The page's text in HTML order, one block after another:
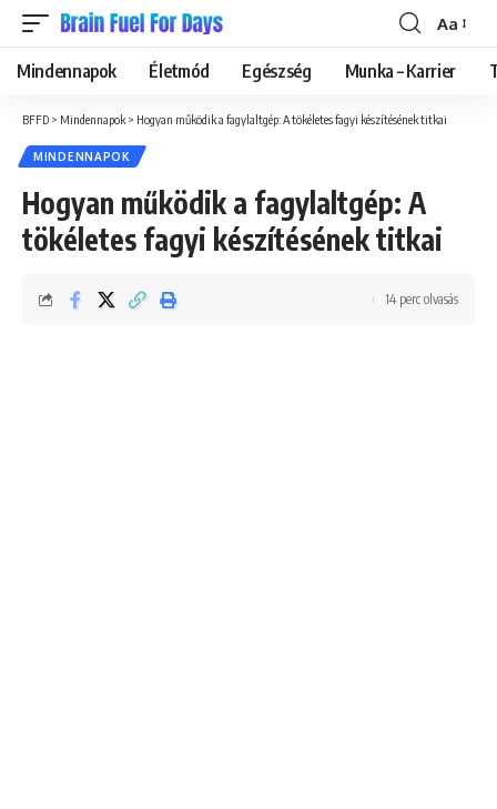
Font
Resizer
Aa
Mindennapok Életmód Egészség Munka – Karrier
BFFD > Mindennapok > Hogyan működik a fagylaltgép: A tökéletes fagyi készítésének titkai
MINDENNAPOK
Hogyan működik a fagylaltgép: A
tökéletes fagyi készítésének titkai
14 perc olvasás